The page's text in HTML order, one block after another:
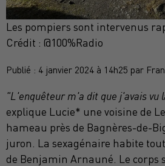
Les pompiers sont intervenus
Crédit : @100%Radio
Publié : 4 janvier 2024 à 14h25 par
"L'enquêteur m'a dit que j'avais vu
explique Lucie* une voisine de
hameau près de Bagnères-de-
juron. La sexagénaire habite
de Benjamin Arnauné. Le corps